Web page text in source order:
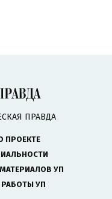
ПРАВДА
ПРОЕКТЕ
УП
УП